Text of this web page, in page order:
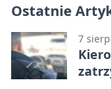
Ostatnie
7